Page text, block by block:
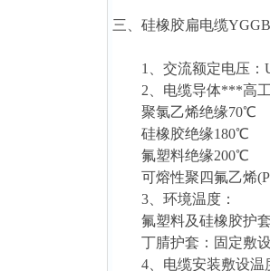
三、硅橡胶扁电缆
1、交流额定电压：
2、电缆导体***高工
聚氯乙烯绝缘70℃
硅橡胶绝缘180℃
氟塑料绝缘200℃
可熔性聚四氟乙烯
3、环境温度：
氟塑料及硅橡胶护套
丁腈护套：固定敷
4、电缆安装敷设温